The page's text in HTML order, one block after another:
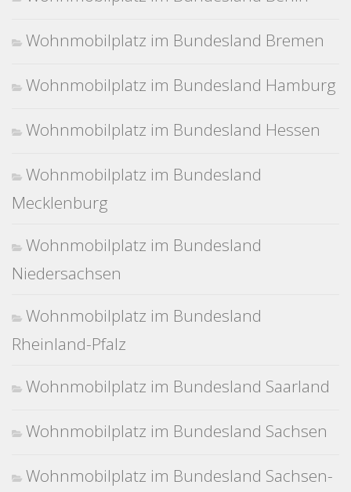
Wohnmobilplatz im Bundesland Bremen
Wohnmobilplatz im Bundesland Hamburg
Wohnmobilplatz im Bundesland Hessen
Wohnmobilplatz im Bundesland
Mecklenburg
Wohnmobilplatz im Bundesland
Niedersachsen
Wohnmobilplatz im Bundesland
Rheinland-Pfalz
Wohnmobilplatz im Bundesland Saarland
Wohnmobilplatz im Bundesland Sachsen
Wohnmobilplatz im Bundesland Sachsen-